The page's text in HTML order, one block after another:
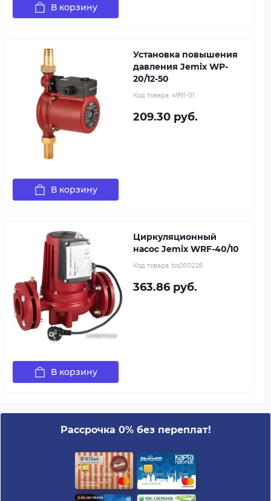
В корзину
Установка повышения
давления Jemix WP-
20/12-50
Код товара: 4991-01
209.30 руб.
В корзину
Циркуляционный
насос Jemix WRF-40/10
Код товара: bs000226
363.86 руб.
В корзину
Рассрочка 0% без переплат!